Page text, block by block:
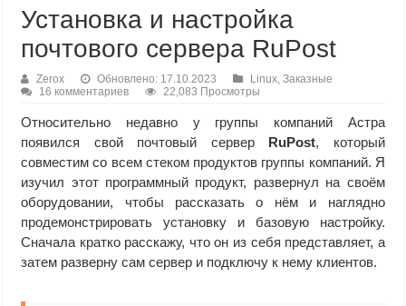
Установка и настройка
почтового сервера RuPost
Zerox Обновлено: 17.10.2023 Linux,Заказные
16 комментариев
22,083 Просмотры
Относительно недавно у группы компаний Астра
появился свой почтовый сервер RuPost, который
совместим со всем стеком продуктов группы компаний. Я
изучил этот программный продукт, развернул на своём
оборудовании, чтобы рассказать о нём и наглядно
продемонстрировать установку и базовую настройку.
Сначала кратко расскажу, что он из себя представляет, а
затем разверну сам сервер и подключу к нему клиентов.